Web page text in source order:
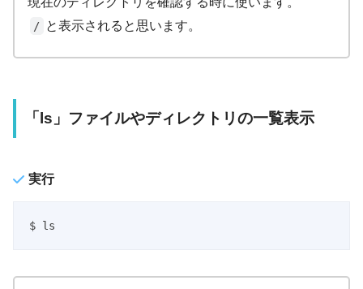
/ と表示されると思います。
「ls」ファイルやディレクトリの一覧表示
実行
$ ls